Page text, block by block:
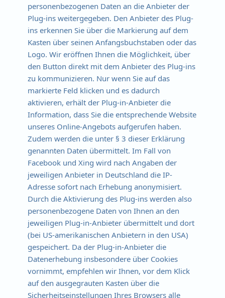
personenbezogenen Daten an die Anbieter der
Plug-ins weitergegeben. Den Anbieter des Plug-
ins erkennen Sie über die Markierung auf dem
Kasten über seinen Anfangsbuchstaben oder das
Logo. Wir eröffnen Ihnen die Möglichkeit, über
den Button direkt mit dem Anbieter des Plug-ins
zu kommunizieren. Nur wenn Sie auf das
markierte Feld klicken und es dadurch
aktivieren, erhält der Plug-in-Anbieter die
Information, dass Sie die entsprechende Website
unseres Online-Angebots aufgerufen haben.
Zudem werden die unter § 3 dieser Erklärung
genannten Daten übermittelt. Im Fall von
Facebook und Xing wird nach Angaben der
jeweiligen Anbieter in Deutschland die IP-
Adresse sofort nach Erhebung anonymisiert.
Durch die Aktivierung des Plug-ins werden also
personenbezogene Daten von Ihnen an den
jeweiligen Plug-in-Anbieter übermittelt und dort
(bei US-amerikanischen Anbietern in den USA)
gespeichert. Da der Plug-in-Anbieter die
Datenerhebung insbesondere über Cookies
vornimmt, empfehlen wir Ihnen, vor dem Klick
auf den ausgegrauten Kasten über die
Sicherheitseinstellungen Ihres Browsers alle